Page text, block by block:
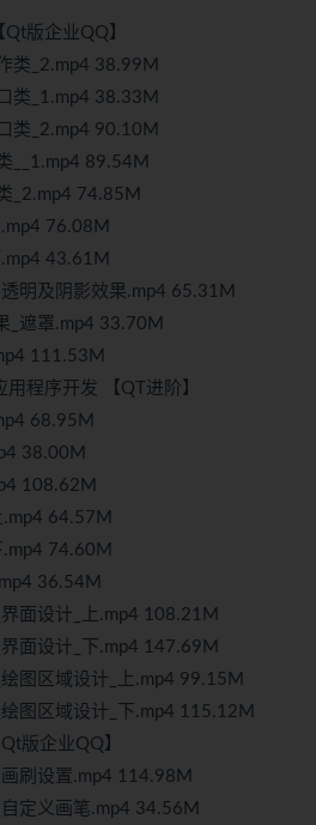
版企业QQ】
类_2.mp4 38.99M
类_1.mp4 38.33M
类_2.mp4 90.10M
__1.mp4 89.54M
_2.mp4 74.85M
76.08M
43.61M
明及阴影效果.mp4 65.31M
_遮罩.mp4 33.70M
111.53M
程序开发 【QT进阶】
68.95M
38.00M
108.62M
64.57M
74.60M
36.54M
面设计_上.mp4 108.21M
面设计_下.mp4 147.69M
图区域设计_上.mp4 99.15M
图区域设计_下.mp4 115.12M
版企业QQ】
刷设置.mp4 114.98M
定义画笔.mp4 34.56M